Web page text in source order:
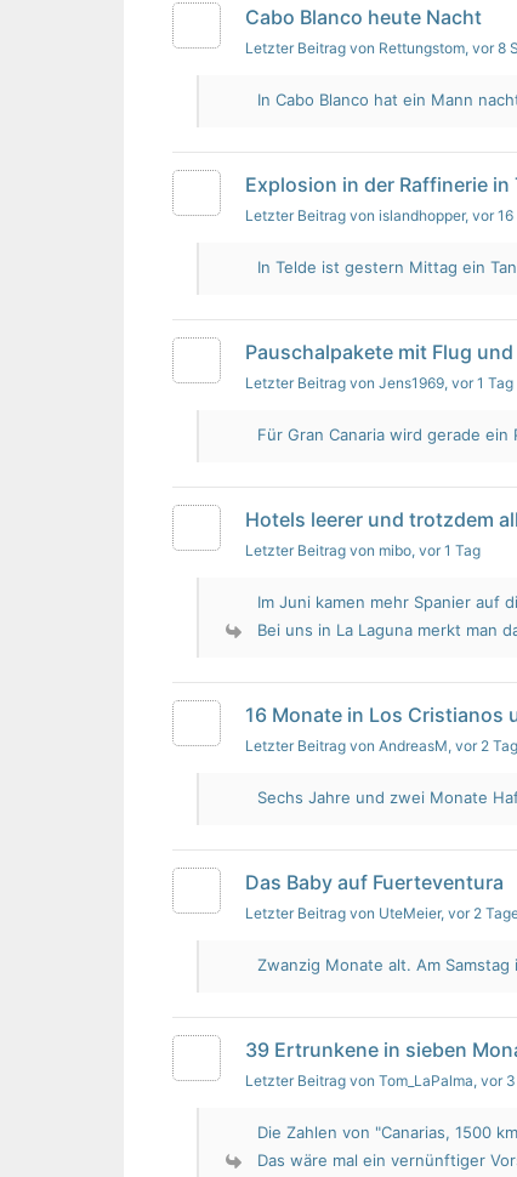
Cabo Blanco heute Nacht
Letzter Beitrag von Rettungstom, vor 8
In Cabo Blanco hat ein Mann
Explosion in der Raffinerie in
Letzter Beitrag von islandhopper, vor
In Telde ist gestern Mittag ein
Pauschalpakete mit Flug
Letzter Beitrag von Jens1969, vor 1 Tag
Für Gran Canaria wird gerade ein
Hotels leerer und trotzdem
Letzter Beitrag von mibo, vor 1 Tag
Im Juni kamen mehr Spanier auf
Bei uns in La Laguna merkt man
16 Monate in Los Cristianos
Letzter Beitrag von AndreasM, vor 2
Sechs Jahre und zwei Monate
Das Baby auf Fuerteventura
Letzter Beitrag von UteMeier, vor 2
Zwanzig Monate alt. Am
39 Ertrunkene in sieben
Letzter Beitrag von Tom_LaPalma, vor
Die Zahlen von "Canarias, 1500
Das wäre mal ein vernünftiger